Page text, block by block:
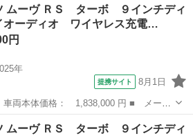
ア枚数： 5D ■ ミッション： コラム
ムーヴ ＲＳ ターボ ９インチディ
オーディオ ワイヤレス充電…
円
年
提携サイト 8月1日
： ムーヴ ■ グレード名： ＲＳ タ
オーディオ ワイヤレス充電 １年保
ムーヴ ＲＳ ターボ ９インチディ